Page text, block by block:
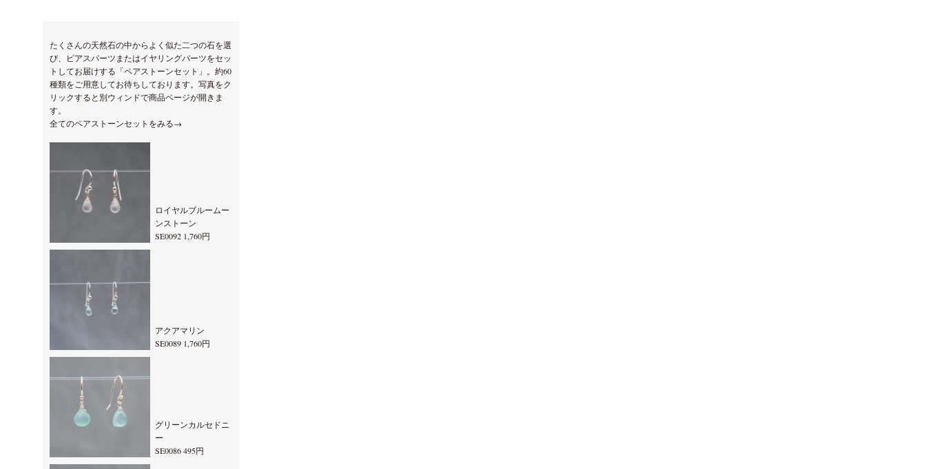
たくさんの天然石の中からよく似た二つの石を選
び、ピアスパーツまたはイヤリングパーツをセッ
トしてお届けする「ペアストーンセット」。約60
種類をご用意してお待ちしております。写真をク
リックすると別ウィンドで商品ページが開きま
す。
全てのペアストーンセットをみる→
ロイヤルブルームー
ンストーン
SE0092 1,760円
アクアマリン
SE0089 1,760円
グリーンカルセドニ
ー
SE0086 495円